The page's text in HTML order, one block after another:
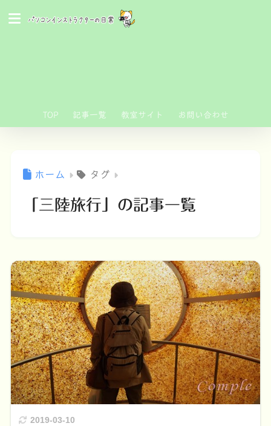
TOP 記事一覧 教室サイト お問い合わせ
ホーム タグ
「三陸旅行」の記事一覧
2019-03-10